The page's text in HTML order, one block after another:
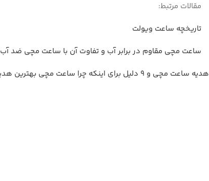
مقالات مرتبط:
تاریخچه ساعت ویولت
ساعت مچی مقاوم در برابر آب و تفاوت آن با ساعت مچی ضد آب
هدیه ساعت مچی و 9 دلیل برای اینکه چرا ساعت مچی بهترین هدیه است